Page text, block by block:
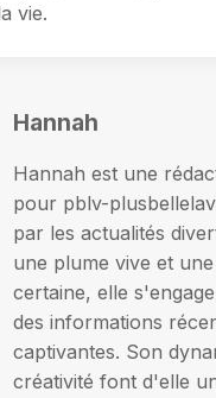
vie.
Hannah
Hannah est une
pour pblv-
par les actualités
une plume vive et
certaine, elle
des informations
captivantes. Son
créativité font d'elle